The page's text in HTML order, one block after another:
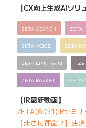
【CX向上生成AIソリ
ZETA SEARCH ZETA
ZETA VOICE ZETA
ZETA LINK for AI
ZETA BASKET ZETA
【IR最新動画】
ZETA(6031)IRセミ
【まさに運命？】決